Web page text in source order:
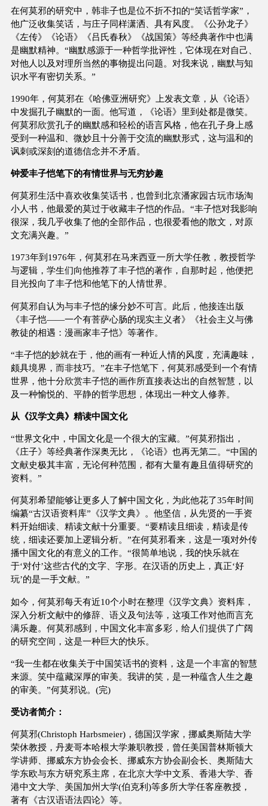
在何莫邪的研究中，韩非子也是位不折不扣的“笑话哲学家”，
他广泛收集笑话，与庄子同样潇洒、具有风度。《公孙龙子》
《左传》《论语》《吕氏春秋》《战国策》等经典著作中也满
是幽默精神。“幽默感源于一种哲学批评性，它体现在对自己、
对他人以及对理所当然的事物提出问题。对我来说，幽默与知
识水平有密切关系。”
1990年，何莫邪在《哈佛亚洲研究》上发表文章，从《论语》
中发掘孔子幽默的一面。他写道，《论语》里到处都是微笑。
何莫邪欣赏孔子的幽默感和轻松的语言风格，他在孔子身上感
受到一种温和、微妙且十分善于交流的幽默形式，这与温和的
讽刺或深刻的道德信念并不矛盾。
钟爱丰子恺笔下的有情世界与无穷妙趣
何莫邪生活中喜欢收集笑话书，也曾到北京潘家园古玩市场淘
小人书，他最爱的莫过于收藏丰子恺的作品。“丰子恺对我影响
很深，我几乎收集了他的全部作品，也很爱看他的散文，对原
文充满兴趣。”
1973年到1976年，何莫邪在马来西亚一所大学任教，教授哲学
与逻辑，学生们向他推荐了丰子恺的著作，自那时起，他便把
目光投向了丰子恺和他笔下的人情世界。
何莫邪自认为与丰子恺的缘分妙不可言。此后，他接连出版
《丰子恺——一个有菩萨心肠的现实主义者》《社会主义与佛
教徒的相遇：漫画家丰子恺》等著作。
“丰子恺的妙就在于，他的画有一种近人情的风度，充满趣味，
颇具境界，而非技巧。”在丰子恺笔下，何莫邪感受到一个有情
世界，他十分欣赏丰子恺的画作所直接表达出的自然智慧，以
及一种愉悦的、平静的哲学思想，体现出一种文人修养。
从《汉学文典》精读中国文化
“世界文化中，中国文化是一个很大的宝藏。”何莫邪指出，
《庄子》等经典著作深奥无比，《论语》也再无第二。“中国的
文献史极其丰富，无论何种范围，都有大量有趣且值得研究的
资料。”
何莫邪希望能够让更多人了解中国文化，为此他花了35年时间
编纂“古汉语资料库”《汉学文典》。他坚信，从先贤的一手资
料开始细读、精读文献十分重要。“要精读且细读，精读是传
统，细读还要加上逻辑分析。”在何莫邪看来，这是一项对外传
播中国文化的有意义的工作。“很简单地说，我的快乐就在
于‘对付’这些古代的文字、字形。在汉语的历史上，真正‘好
玩’的是一手文献。”
如今，何莫邪每天有近10个小时在整理《汉学文典》资料库，
深入分析文献中的修辞、语义及句法等，这项工作对他而言充
满乐趣。何莫邪感到，中国文化丰富多彩，给人们提供了广阔
的研究空间，这是一种巨大的快乐。
“我一生都在收集关于中国笑话书的资料，这是一个丰富的智慧
来源。笑中蕴藏深厚的审美。我讲的笑，是一种蕴含人生之趣
的审美。”何莫邪说。(完)
受访者简介：
何莫邪(Christoph Harbsmeier)，德国汉学家，挪威奥斯陆大学
荣休教授，丹麦哥本哈根大学兼职教授，曾任美国普林斯顿大
学讲师、挪威东方协会会长、挪威东方协会副会长、奥斯陆大
学东欧与东方研究系主席，在北京大学中文系、香港大学、香
港中文大学、美国加州大学(伯克利)等多所大学任客座教授，
著有《古汉语语法四论》等。